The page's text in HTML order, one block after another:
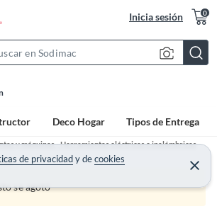
Inicia sesión 0
c
h
B
Deco Hogar Tipos de Entrega
de privacidadydecookies
C
e
r
y máquinas - Herramientas eléctricas e inalámbricas
se agotó